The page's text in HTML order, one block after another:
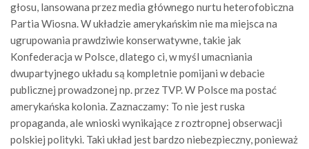
głosu, lansowana przez media głównego nurtu heterofobiczna
Partia Wiosna. W układzie amerykańskim nie ma miejsca na
ugrupowania prawdziwie konserwatywne, takie jak
Konfederacja w Polsce, dlatego ci, w myśl umacniania
dwupartyjnego układu są kompletnie pomijani w debacie
publicznej prowadzonej np. przez TVP. W Polsce ma postać
amerykańska kolonia. Zaznaczamy: To nie jest ruska
propaganda, ale wnioski wynikające z roztropnej obserwacji
polskiej polityki. Taki układ jest bardzo niebezpieczny, ponieważ